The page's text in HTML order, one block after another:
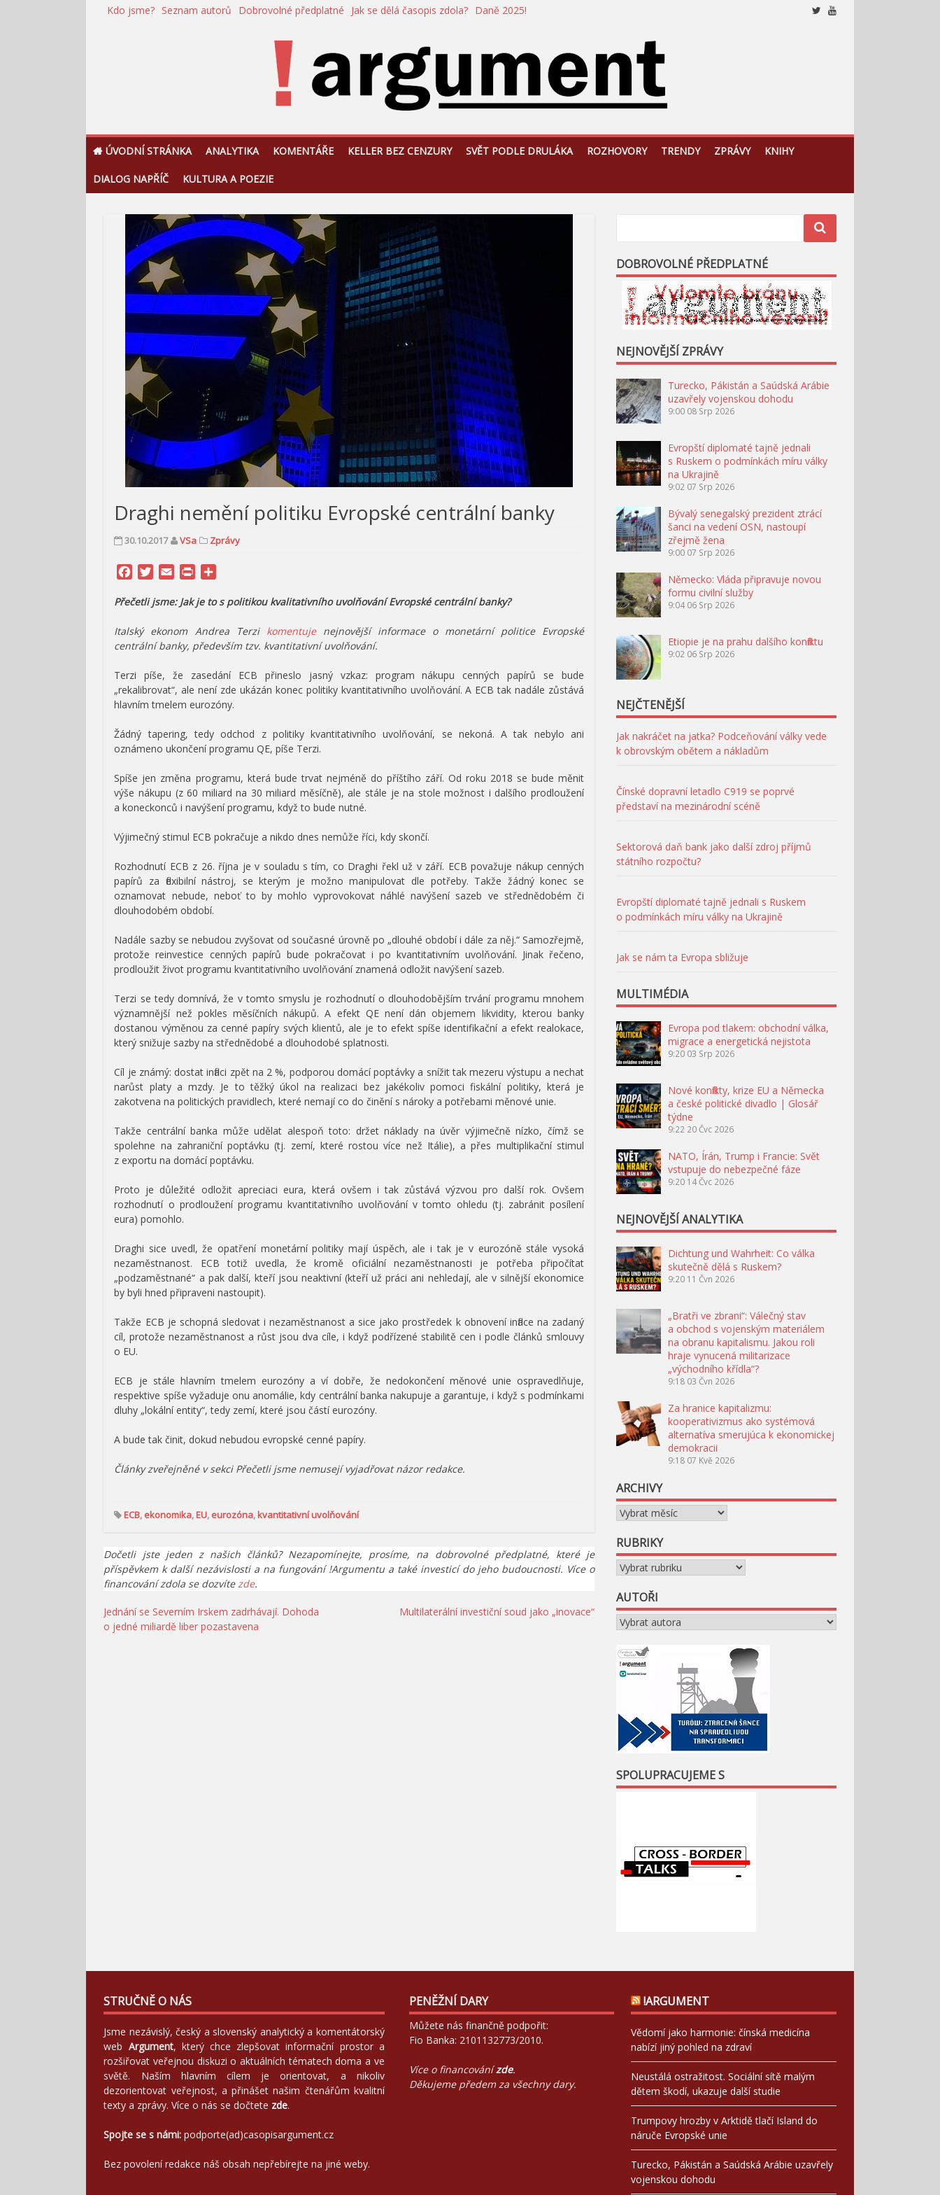
PřeskočitKdo jsme? Seznam autorů Dobrovolné předplatné Jak se dělá časopis zdola? Daně 2025!
!Argument
ÚVODNÍ STRÁNKA ANALYTIKA KOMENTÁŘE KELLER BEZ CENZURY SVĚT PODLE DRULÁKA ROZHOVORY TRENDY ZPRÁVY KNIHY
DIALOG NAPŘÍČ KULTURA A POEZIE
Draghi nemění politiku Evropské centrální banky
30.10.2017 VSa Zprávy
Facebook
Twitter
Email Print
Přečetli jsme: Jak je to s politikou kvalitativního uvolňování Evropské centrální banky?
Italský ekonom Andrea Terzi komentujenejnovější informace o monetární politice Evropské
centrální banky, především tzv. kvantitativní uvolňování.
Terzi píše, že zasedání ECB přineslo jasný vzkaz: program nákupu cenných papírů se bude
„rekalibrovat“, ale není zde ukázán konec politiky kvantitativního uvolňování. A ECB tak nadále zůstává
hlavním tmelem eurozóny.
Žádný tapering, tedy odchod z politiky kvantitativního uvolňování, se nekoná. A tak nebylo ani
oznámeno ukončení programu QE, píše Terzi.
Spíše jen změna programu, která bude trvat nejméně do příštího září. Od roku 2018 se bude měnit
výše nákupu (z 60 miliard na 30 miliard měsíčně), ale stále je na stole možnost i dalšího prodloužení
a koneckonců i navýšení programu, když to bude nutné.
Výjimečný stimul ECB pokračuje a nikdo dnes nemůže říci, kdy skončí.
Rozhodnutí ECB z 26. října je v souladu s tím, co Draghi řekl už v září. ECB považuje nákup cenných
papírů za flexibilní nástroj, se kterým je možno manipulovat dle potřeby. Takže žádný konec se
oznamovat nebude, neboť to by mohlo vyprovokovat náhlé navýšení sazeb ve střednědobém či
dlouhodobém období.
Nadále sazby se nebudou zvyšovat od současné úrovně po „dlouhé období i dále za něj.“ Samozřejmě,
protože reinvestice cenných papírů bude pokračovat i po kvantitativním uvolňování. Jinak řečeno,
prodloužit život programu kvantitativního uvolňování znamená odložit navýšení sazeb.
Terzi se tedy domnívá, že v tomto smyslu je rozhodnutí o dlouhodobějším trvání programu mnohem
významnější než pokles měsíčních nákupů. A efekt QE není dán objemem likvidity, kterou banky
dostanou výměnou za cenné papíry svých klientů, ale je to efekt spíše identifikační a efekt realokace,
který snižuje sazby na střednědobé a dlouhodobé splatnosti.
Cíl je známý: dostat inflaci zpět na 2 %, podporou domácí poptávky a snížit tak mezeru výstupu a nechat
narůst platy a mzdy. Je to těžký úkol na realizaci bez jakékoliv pomoci fiskální politiky, která je
zakotvena na politických pravidlech, které nemají co do činění s nároky a potřebami měnové unie.
Takže centrální banka může udělat alespoň toto: držet náklady na úvěr výjimečně nízko, čímž se
spolehne na zahraniční poptávku (tj. zemí, které rostou více než Itálie), a přes multiplikační stimul
z exportu na domácí poptávku.
Proto je důležité odložit apreciaci eura, která ovšem i tak zůstává výzvou pro další rok. Ovšem
rozhodnutí o prodloužení programu kvantitativního uvolňování v tomto ohledu (tj. zabránit posílení
eura) pomohlo.
Draghi sice uvedl, že opatření monetární politiky mají úspěch, ale i tak je v eurozóně stále vysoká
nezaměstnanost. ECB totiž uvedla, že kromě oficiální nezaměstnanosti je potřeba připočítat
„podzaměstnané“ a pak další, kteří jsou neaktivní (kteří už práci ani nehledají, ale v silnější ekonomice
by byli hned připraveni nastoupit).
Takže ECB je schopná sledovat i nezaměstnanost a sice jako prostředek k obnovení inflace na zadaný
cíl, protože nezaměstnanost a růst jsou dva cíle, i když podřízené stabilitě cen i podle článků smlouvy
o EU.
ECB je stále hlavním tmelem eurozóny a ví dobře, že nedokončení měnové unie ospravedlňuje,
respektive spíše vyžaduje onu anomálie, kdy centrální banka nakupuje a garantuje, i když s podmínkami
dluhy „lokální entity“, tedy zemí, které jsou částí eurozóny.
A bude tak činit, dokud nebudou evropské cenné papíry.
Články zveřejněné v sekci Přečetli jsme nemusejí vyjadřovat názor redakce.
ECB, ekonomika,EU, eurozóna,kvantitativní uvolňování
Dočetli jste jeden z našich článků? Nezapomínejte, prosíme, na dobrovolné předplatné, které je
příspěvkem k další nezávislosti a na fungování !Argumentu a také investicí do jeho budoucnosti. Více o
financování zdola se dozvítezde.
Navigace
pro
Jednání se Severním Irskem zadrhávají. Dohoda
o jedné miliardě liber pozastavena
Multilaterální investiční soud jako „inovace“
DOBROVOLNÉ PŘEDPLATNÉ
NEJNOVĚJŠÍ ZPRÁVY
Turecko, Pákistán a Saúdská Arábie
uzavřely vojenskou dohodu
9:00 08 Srp 2026
Evropští diplomaté tajně jednali
s Ruskem o podmínkách míru války
na Ukrajině
9:02 07 Srp 2026
Bývalý senegalský prezident ztrácí
šanci na vedení OSN, nastoupí
zřejmě žena
9:00 07 Srp 2026
Německo: Vláda připravuje novou
formu civilní služby
9:04 06 Srp 2026
Etiopie je na prahu dalšího konfliktu
9:02 06 Srp 2026
NEJČTENĚJŠÍ
Jak nakráčet na jatka? Podceňování války vede
k obrovským obětem a nákladům
Čínské dopravní letadlo C919 se poprvé
představí na mezinárodní scéně
Sektorová daň bank jako další zdroj příjmů
státního rozpočtu?
Evropští diplomaté tajně jednali s Ruskem
o podmínkách míru války na Ukrajině
Jak se nám ta Evropa sbližuje
MULTIMÉDIA
Evropa pod tlakem: obchodní válka,
migrace a energetická nejistota
9:20 03 Srp 2026
Nové konflikty, krize EU a Německa
a české politické divadlo | Glosář
týdne
9:22 20 Čvc 2026
NATO, Írán, Trump i Francie: Svět
vstupuje do nebezpečné fáze
9:20 14 Čvc 2026
NEJNOVĚJŠÍ ANALYTIKA
Dichtung und Wahrheit: Co válka
skutečně dělá s Ruskem?
9:20 11 Čvn 2026
„Bratři ve zbrani“: Válečný stav
a obchod s vojenským materiálem
na obranu kapitalismu. Jakou roli
hraje vynucená militarizace
„východního křídla“?
9:18 03 Čvn 2026
Za hranice kapitalizmu:
kooperativizmus ako systémová
alternatíva smerujúca k ekonomickej
demokracii
9:18 07 Kvě 2026
ARCHIVY
Archivy
RUBRIKY
Rubriky
AUTOŘI
SPOLUPRACUJEME S
STRUČNĚ O NÁS
Jsme nezávislý, český a slovenský analytický a komentátorský
web Argument, který chce zlepšovat informační prostor a
rozšiřovat veřejnou diskuzi o aktuálních tématech doma a ve
světě. Naším hlavním cílem je orientovat, a nikoliv
dezorientovat veřejnost, a přinášet našim čtenářům kvalitní
texty a zprávy. Více o nás se dočtete zde.
Spojte se s námi: podporte(ad)casopisargument.cz
Bez povolení redakce náš obsah nepřebírejte na jiné weby.
PENĚŽNÍ DARY
Můžete nás finančně podpořit:
Fio Banka: 2101132773/2010.
Více o financovánízde.
Děkujeme předem za všechny dary.
!ARGUMENT
Vědomí jako harmonie: čínská medicína
nabízí jiný pohled na zdraví
Neustálá ostražitost. Sociální sítě malým
dětem škodí, ukazuje další studie
Trumpovy hrozby v Arktidě tlačí Island do
náruče Evropské unie
Turecko, Pákistán a Saúdská Arábie uzavřely
vojenskou dohodu